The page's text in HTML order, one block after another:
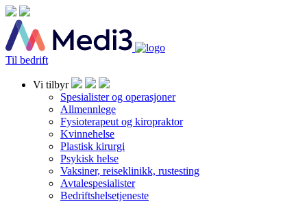
Til bedrift
Vi tilbyr
Spesialister og operasjoner
Allmennlege
Fysioterapeut og kiropraktor
Kvinnehelse
Plastisk kirurgi
Psykisk helse
Vaksiner, reiseklinikk, rustesting
Avtalespesialister
Bedriftshelsetjeneste